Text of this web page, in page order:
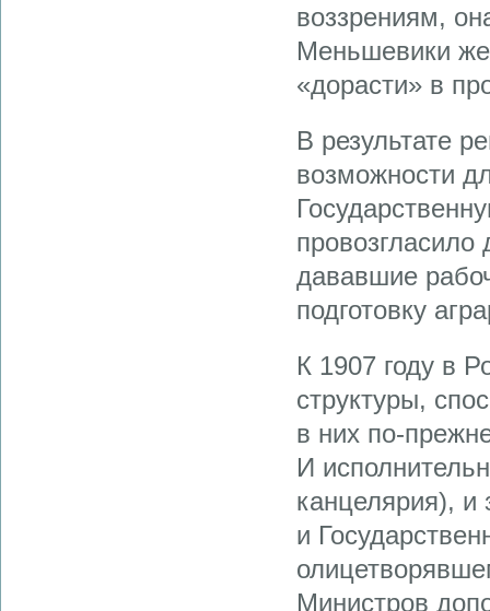
воззрениям,
Меньшевики же
«дорасти» в
В результате
возможности
дававшие
подготовку
К 1907 году в
структуры,
в них по-
И
канцелярия), и
и
Министров